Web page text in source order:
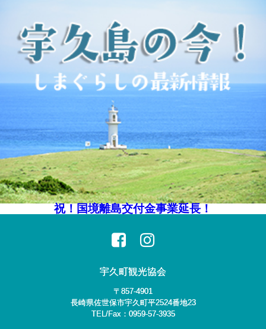
祝！国境離島交付金事業延長！
宇久町観光協会
〒857-4901
長崎県佐世保市宇久町平2524番地23
TEL/Fax：0959-57-3935